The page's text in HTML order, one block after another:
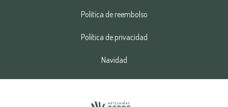
Politica de reembolso
Política de privacidad
Navidad